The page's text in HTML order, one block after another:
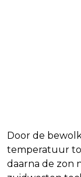
Door de
temperatuur
daarna de zon